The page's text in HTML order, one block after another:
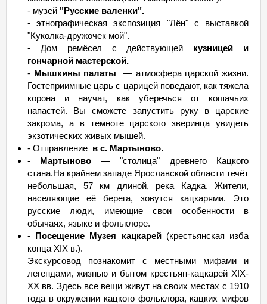
- музей "Русские валенки".
- этнографическая экспозиция "Лён" с выставкой
"Куколка-дружочек мой".
- Дом ремёсел с действующей кузницей и
гончарной мастерской.
- Мышкины палаты
— атмосфера царской жизни.
Гостеприимные царь с царицей поведают, как тяжела
корона и научат, как уберечься от кошачьих
напастей. Вы сможете запустить руку в царские
закрома, а в темноте царского зверинца увидеть
экзотических живых мышей.
- Отправление в с. Мартыново.
- Мартыново — "столица" древнего Кацкого
стана.На крайнем западе Ярославской области течёт
небольшая, 57 км длиной, река Кадка. Жители,
населяющие её берега, зовутся кацкарями. Это
русские люди, имеющие свои особенности в
обычаях, языке и фольклоре.
- Посещение Музея кацкарей (крестьянская изба
конца ХIХ в.).
Экскурсовод познакомит с местными мифами и
легендами, жизнью и бытом крестьян-кацкарей ХIХ-
ХХ вв. Здесь все вещи живут на своих местах с 1910
года в окружении кацкого фольклора, кацких мифов